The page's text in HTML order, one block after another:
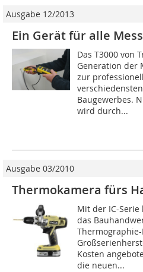
Ausgabe 12/2013
Ein Gerät für alle
Das T3000 von
Generation der
zur
Baugewerbes.
wird durch...
Ausgabe 03/2010
Thermokamera fürs
Mit der IC-
das
Kosten
die neuen...